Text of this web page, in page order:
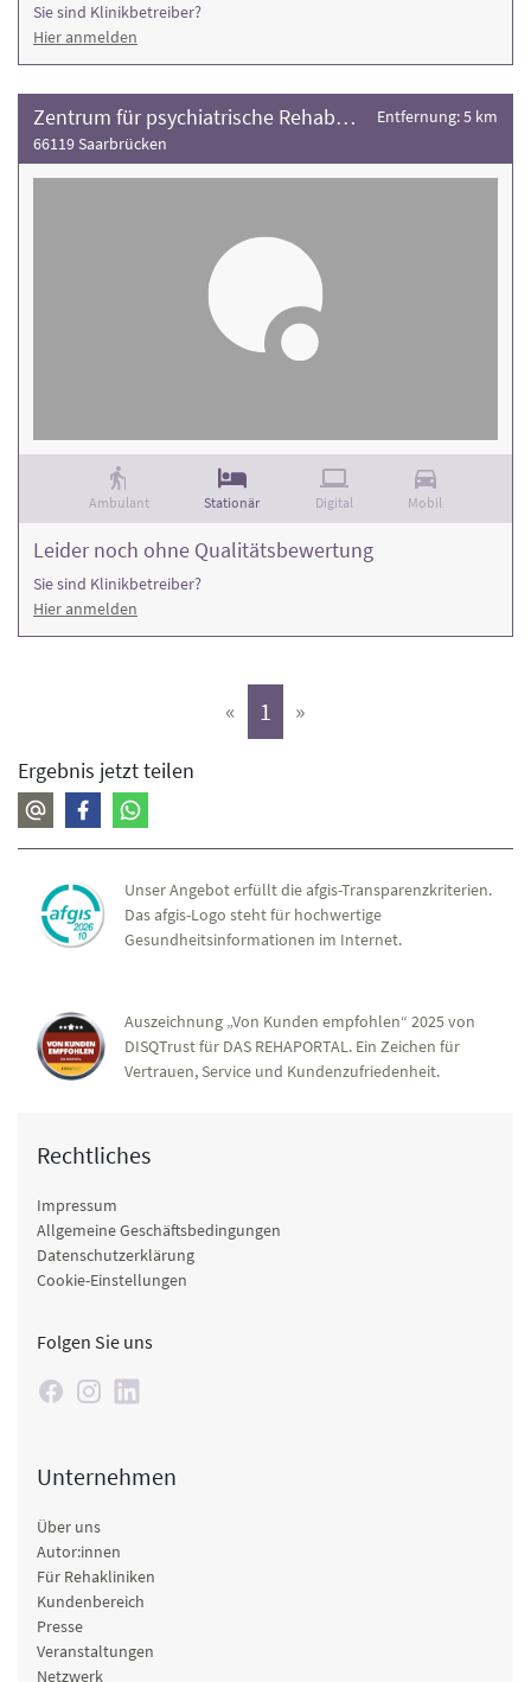
Sie sind Klinikbetreiber?
Hier anmelden
Zentrum für psychiatrische Rehabilitation - ATZ/RPK
66119 Saarbrücken
Entfernung: 5 km
Ambulant Stationär Digital Mobil
Leider noch ohne Qualitätsbewertung
Sie sind Klinikbetreiber?
Hier anmelden
« 1 (aktiv)
»
Ergebnis jetzt teilen
Unser Angebot erfüllt die afgis-Transparenzkriterien.
Das afgis-Logo steht für hochwertige
Gesundheitsinformationen im Internet.
Auszeichnung „Von Kunden empfohlen“ 2025 von
DISQTrust für DAS REHAPORTAL. Ein Zeichen für
Vertrauen, Service und Kundenzufriedenheit.
Rechtliches
Impressum
Allgemeine Geschäftsbedingungen
Datenschutzerklärung
Cookie-Einstellungen
Folgen Sie uns
Unternehmen
Über uns
Autor:innen
Für Rehakliniken
Kundenbereich
Presse
Veranstaltungen
Netzwerk